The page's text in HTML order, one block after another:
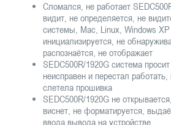
Сломался, не работает
видит, не определяется, не
системы, Mac, Linux, Windows
инициализируется, не
распознаётся, не отображает
SEDC500R/1920G система
неисправен и перестал
слетела прошивка
SEDC500R/1920G не
виснет, не форматируется,
ввода вывода на устройстве